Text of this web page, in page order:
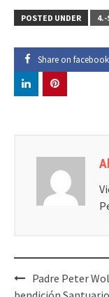
POSTED UNDER 4.-
Share on facebook
PostPadre Peter